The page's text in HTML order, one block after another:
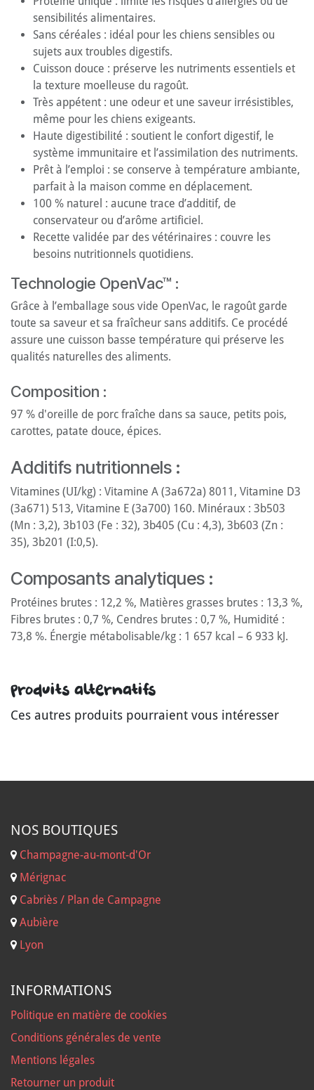
sensibilités alimentaires.
Sans céréales : idéal pour les chiens sensibles ou
sujets aux troubles digestifs.
Cuisson douce : préserve les nutriments essentiels et
la texture moelleuse du ragoût.
Très appétent : une odeur et une saveur irrésistibles,
même pour les chiens exigeants.
Haute digestibilité : soutient le confort digestif, le
système immunitaire et l’assimilation des nutriments.
Prêt à l’emploi : se conserve à température ambiante,
parfait à la maison comme en déplacement.
100 % naturel : aucune trace d’additif, de
conservateur ou d’arôme artificiel.
Recette validée par des vétérinaires : couvre les
besoins nutritionnels quotidiens.
Technologie OpenVac™ :
Grâce à l’emballage sous vide OpenVac, le ragoût garde
toute sa saveur et sa fraîcheur sans additifs. Ce procédé
assure une cuisson basse température qui préserve les
qualités naturelles des aliments.
Composition :
97 % d'oreille de porc fraîche dans sa sauce, petits pois,
carottes, patate douce, épices.
Additifs nutritionnels :
Vitamines (UI/kg) : Vitamine A (3a672a) 8011, Vitamine D3
(3a671) 513, Vitamine E (3a700) 160. Minéraux : 3b503
(Mn : 3,2), 3b103 (Fe : 32), 3b405 (Cu : 4,3), 3b603 (Zn :
35), 3b201 (I:0,5).
Composants analytiques :
Protéines brutes : 12,2 %, Matières grasses brutes : 13,3 %,
Fibres brutes : 0,7 %, Cendres brutes : 0,7 %, Humidité :
73,8 %. Énergie métabolisable/kg : 1 657 kcal – 6 933 kJ.
Produits alternatifs
Ces autres produits pourraient vous intéresser
NOS BOUTIQUES
Champagne-au-mont-d'Or
Mérignac
Cabriès / Plan de Campagne
Aubière
Lyon
INFORMATIONS
Politique en matière de cookies
Conditions générales de vente
Mentions légales
Retourner un produit